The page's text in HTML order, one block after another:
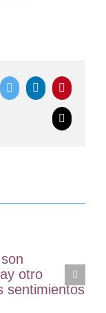
TwitterLinkedInPinterest
Correo
otro
sentimientos